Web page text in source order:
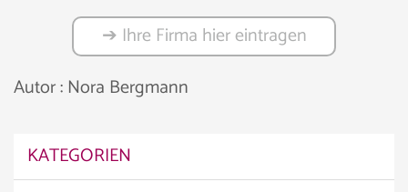
➔ Ihre Firma hier eintragen
Autor : Nora Bergmann
KATEGORIEN